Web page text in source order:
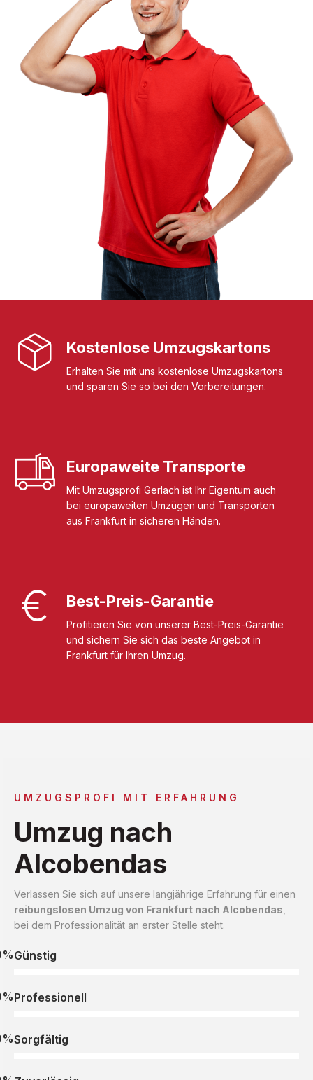
Kostenlose Umzugskartons
Erhalten Sie mit uns kostenlose Umzugskartons
und sparen Sie so bei den Vorbereitungen.
Europaweite Transporte
Mit Umzugsprofi Gerlach ist Ihr Eigentum auch
bei europaweiten Umzügen und Transporten
aus Frankfurt in sicheren Händen.
Best-Preis-Garantie
Profitieren Sie von unserer Best-Preis-Garantie
und sichern Sie sich das beste Angebot in
Frankfurt für Ihren Umzug.
UMZUGSPROFI MIT ERFAHRUNG
Umzug nach
Alcobendas
Verlassen Sie sich auf unsere langjährige Erfahrung für einen
reibungslosen Umzug von Frankfurt nach Alcobendas
bei dem Professionalität an erster Stelle steht.
Günstig
Professionell
Sorgfältig